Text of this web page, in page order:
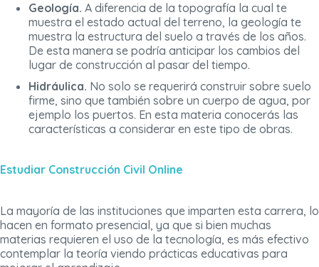
Geología. A diferencia de la topografía la cual te
muestra el estado actual del terreno, la geología te
muestra la estructura del suelo a través de los años.
De esta manera se podría anticipar los cambios del
lugar de construcción al pasar del tiempo.
Hidráulica. No solo se requerirá construir sobre suelo
firme, sino que también sobre un cuerpo de agua, por
ejemplo los puertos. En esta materia conocerás las
características a considerar en este tipo de obras.
Estudiar Construcción Civil Online
La mayoría de las instituciones que imparten esta carrera, lo
hacen en formato presencial, ya que si bien muchas
materias requieren el uso de la tecnología, es más efectivo
contemplar la teoría viendo prácticas educativas para